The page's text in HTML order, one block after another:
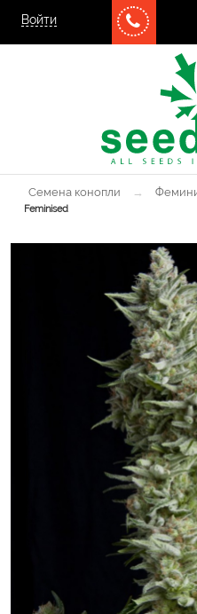
Войти
Семена конопли →
Feminised